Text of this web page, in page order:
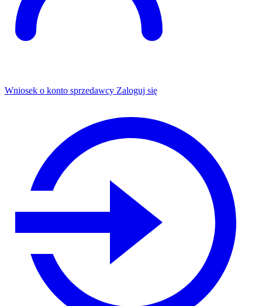
Wniosek o konto sprzedawcy Zaloguj się